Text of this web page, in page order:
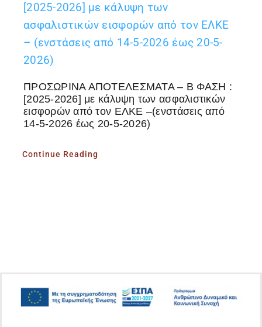
[2025-2026] με κάλυψη των
ασφαλιστικών εισφορών από τον ΕΛΚΕ
– (ενστάσεις από 14-5-2026 έως 20-5-
2026)
ΠΡΟΣΩΡΙΝΑ ΑΠΟΤΕΛΕΣΜΑΤΑ – Β ΦΑΣΗ :
[2025-2026] με κάλυψη των ασφαλιστικών
εισφορών από τον ΕΛΚΕ –(ενστάσεις από
14-5-2026 έως 20-5-2026)
Continue Reading